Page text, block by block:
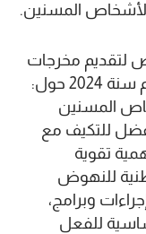
المسنين.
لتقديم مخرجات
الموضوع الخاص بتقريره السنوي برسم سنة 2024 حول:
المسنين
للتكيف مع
تقوية
للنهوض
وبرامج،
للفعل